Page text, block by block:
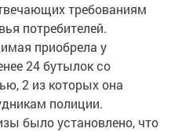
требованиям
потребителей.
приобрела у
24 бутылок со
2 из которых она
полиции.
было установлено, что